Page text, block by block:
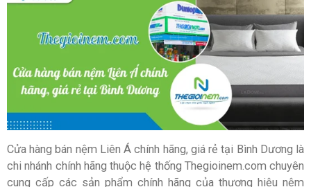
Cửa hàng bán nệm Liên Á chính hãng, giá rẻ tại Bình Dương là
chi nhánh chính hãng thuộc hệ thống Thegioinem.com chuyên
cung cấp các sản phẩm chính hãng của thương hiệu nệm